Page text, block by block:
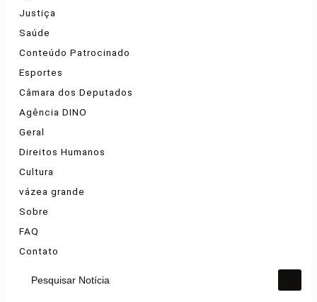
Justiça
Saúde
Conteúdo Patrocinado
Esportes
Câmara dos Deputados
Agência DINO
Geral
Direitos Humanos
Cultura
vázea grande
Sobre
FAQ
Contato
Pesquisar Notícia